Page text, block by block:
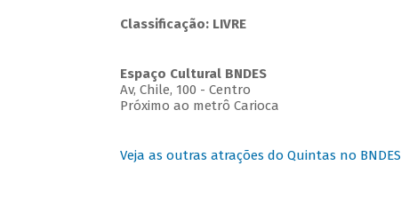
Classificação: LIVRE
Espaço Cultural BNDES
Av, Chile, 100 - Centro
Próximo ao metrô Carioca
Veja as outras atrações do Quintas no BNDES